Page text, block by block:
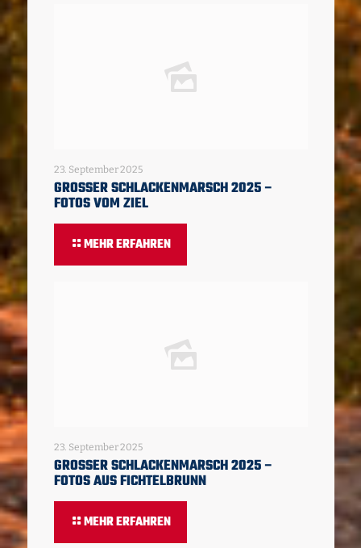
23. September 2025
GROSSER SCHLACKENMARSCH 2025 – F
OTOS VOM ZIEL
MEHR ERFAHREN
23. September 2025
GROSSER SCHLACKENMARSCH 2025 – F
OTOS AUS FICHTELBRUNN
MEHR ERFAHREN